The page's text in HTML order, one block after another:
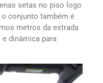
setas no piso logo
conjunto também é
metros da estrada
dinâmica para